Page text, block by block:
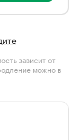
зависит от
можно в